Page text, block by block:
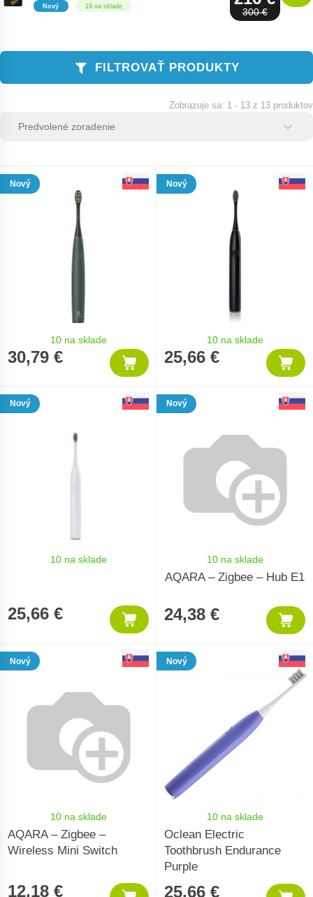
Nový 19 na sklade
300 €
FILTROVAŤ PRODUKTY
Zoradenie produktov
Sort content
1 - 13 z 13 produktov
Nový
10 na sklade
30,79 €
Nový
10 na sklade
25,66 €
Nový
10 na sklade
25,66 €
Nový
10 na sklade
AQARA – Zigbee – Hub E1
24,38 €
Nový
10 na sklade
AQARA – Zigbee –
Wireless Mini Switch
12,18 €
Nový
10 na sklade
Oclean Electric
Toothbrush Endurance
Purple
25,66 €